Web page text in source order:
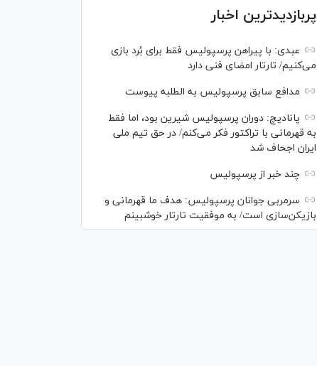
پربازدیدترین اخبار
عبدی: با پیراهن پرسپولیس فقط برای بُرد بازی
می‌کنیم/ تارتار امضای فنی دارد
مدافع سابق پرسپولیس به الطلبه پیوست
پانادیچ: دوران پرسپولیس شیرین بود، اما فقط
به قهرمانی با تراکتور فکر می‌کنم/ در حق تیم ملی
ایران اجحاف شد
چند خبر از پرسپولیس
سرمربی جوانان پرسپولیس: هدف ما قهرمانی و
بازیکن‌سازی است/ به موفقیت تارتار خوشبینم